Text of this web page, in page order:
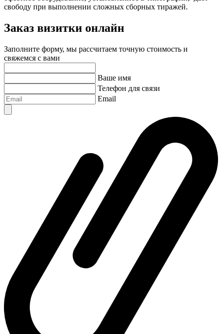
свободу при выполнении сложных сборных тиражей.
Заказ визитки онлайн
Заполните форму, мы рассчитаем точную стоимость и
свяжемся с вами
Ваше имя
Телефон для связи
Email